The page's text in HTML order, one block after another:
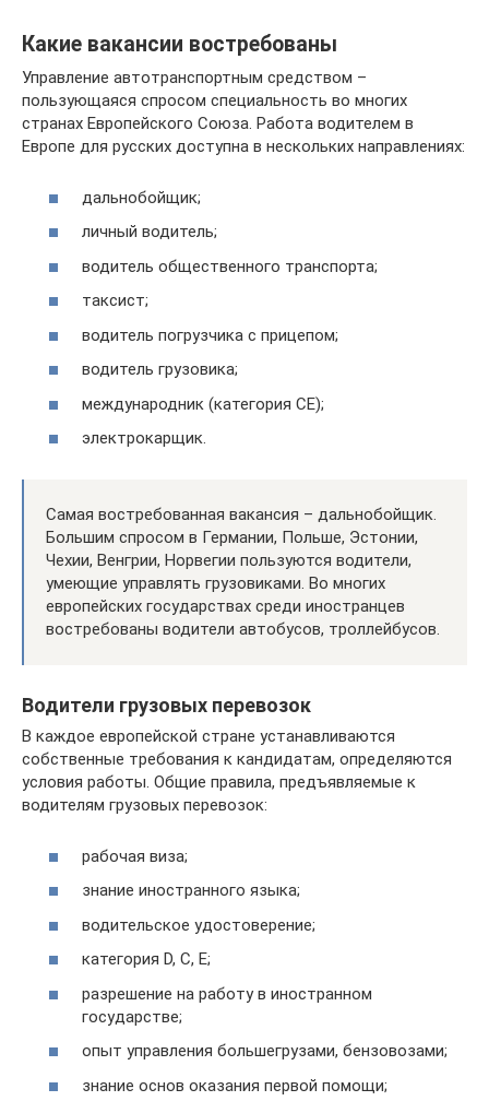
Какие вакансии востребованы
Управление автотранспортным средством –
пользующаяся спросом специальность во многих
странах Европейского Союза. Работа водителем в
Европе для русских доступна в нескольких направлениях:
дальнобойщик;
личный водитель;
водитель общественного транспорта;
таксист;
водитель погрузчика с прицепом;
водитель грузовика;
международник (категория CE);
электрокарщик.
Самая востребованная вакансия – дальнобойщик.
Большим спросом в Германии, Польше, Эстонии,
Чехии, Венгрии, Норвегии пользуются водители,
умеющие управлять грузовиками. Во многих
европейских государствах среди иностранцев
востребованы водители автобусов, троллейбусов.
Водители грузовых перевозок
В каждое европейской стране устанавливаются
собственные требования к кандидатам, определяются
условия работы. Общие правила, предъявляемые к
водителям грузовых перевозок:
рабочая виза;
знание иностранного языка;
водительское удостоверение;
категория D, C, E;
разрешение на работу в иностранном
государстве;
опыт управления большегрузами, бензовозами;
знание основ оказания первой помощи;